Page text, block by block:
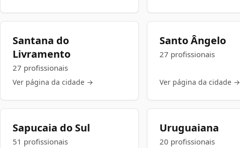
Santana do
Livramento
27 profissionais
Ver página da cidade →
Santo Ângelo
27 profissionais
Ver página da cidade →
Sapucaia do Sul
51 profissionais
Uruguaiana
20 profissionais